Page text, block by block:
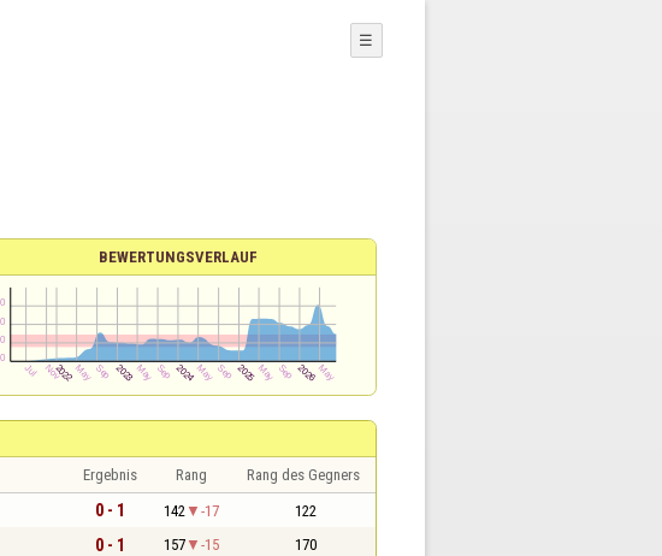
☰
BEWERTUNGSVERLAUF
Ergebnis Rang Rang des Gegners
0 - 1 142 -17 122
0 - 1 157 -15 170